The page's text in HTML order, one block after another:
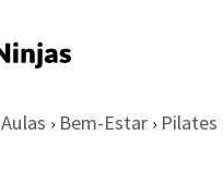
Aulas › Bem-Estar › Pilates